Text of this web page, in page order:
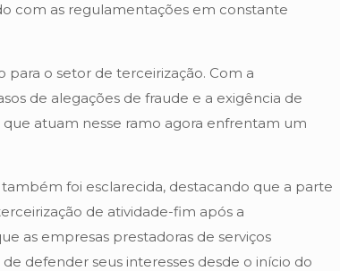
com as regulamentações em constante
para o setor de terceirização. Com a
de alegações de fraude e a exigência de
que atuam nesse ramo agora enfrentam um
foi esclarecida, destacando que a parte
de atividade-fim após a
as empresas prestadoras de serviços
defender seus interesses desde o início do